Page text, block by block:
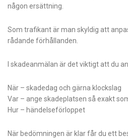
någon ersättning.
Som trafikant är man skyldig att
rådande förhållanden.
I skadeanmälan är det viktigt att du
När – skadedag och gärna klockslag
Var – ange skadeplatsen så exakt
Hur – händelseförloppet
När bedömningen är klar får du ett